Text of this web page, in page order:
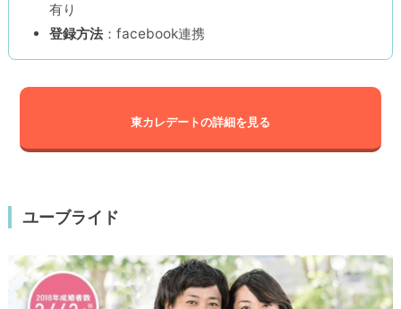
有り
登録方法：facebook連携
東カレデートの詳細を見る
ユーブライド